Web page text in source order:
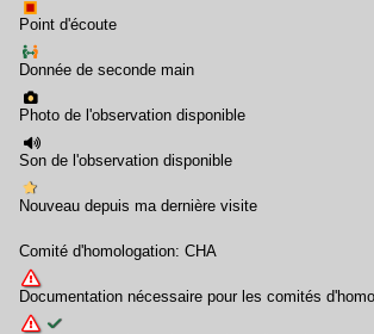
Point d'écoute
Donnée de seconde main
Photo de l'observation disponible
Son de l'observation disponible
Nouveau depuis ma dernière visite
Comité d'homologation: CHA
Documentation nécessaire pour les comités